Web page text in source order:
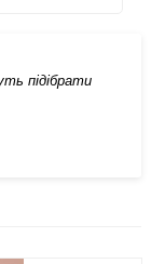
підібрати